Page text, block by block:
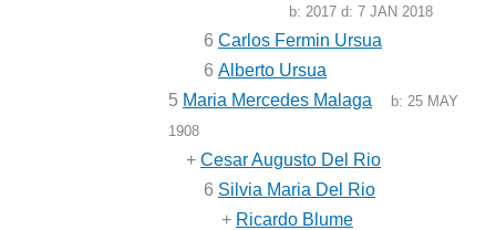
b:2017 d:7 JAN 2018
6 Carlos Fermin Ursua
6 Alberto Ursua
5 Maria Mercedes Malaga b:25 MAY
1908
+ Cesar Augusto Del Rio
6 Silvia Maria Del Rio
+ Ricardo Blume